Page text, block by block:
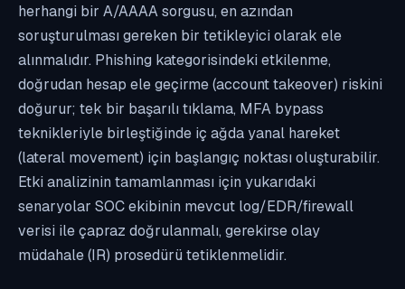
herhangi bir A/AAAA sorgusu, en azından
soruşturulması gereken bir tetikleyici olarak ele
alınmalıdır. Phishing kategorisindeki etkilenme,
doğrudan hesap ele geçirme (account takeover) riskini
doğurur; tek bir başarılı tıklama, MFA bypass
teknikleriyle birleştiğinde iç ağda yanal hareket
(lateral movement) için başlangıç noktası oluşturabilir.
Etki analizinin tamamlanması için yukarıdaki
senaryolar SOC ekibinin mevcut log/EDR/firewall
verisi ile çapraz doğrulanmalı, gerekirse olay
müdahale (IR) prosedürü tetiklenmelidir.